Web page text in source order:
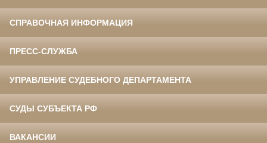
СПРАВОЧНАЯ ИНФОРМАЦИЯ
ПРЕСС-СЛУЖБА
УПРАВЛЕНИЕ СУДЕБНОГО ДЕПАРТАМЕНТА
СУДЫ СУБЪЕКТА РФ
ВАКАНСИИ